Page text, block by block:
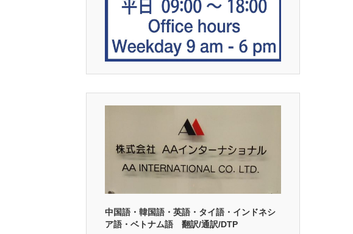
中国語・韓国語・英語・タイ語・インドネシ
ア語・ベトナム語 翻訳/通訳/DTP